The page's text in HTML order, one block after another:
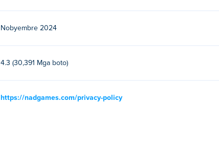
Nobyembre 2024
4.3 (30,391 Mga boto)
https://nadgames.com/privacy-policy